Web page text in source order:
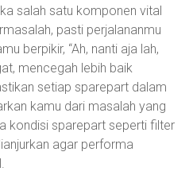
salah satu komponen vital
pasti perjalananmu
berpikir, “Ah, nanti aja lah,
mencegah lebih baik
setiap sparepart dalam
kamu dari masalah yang
kondisi sparepart seperti filter
agar performa